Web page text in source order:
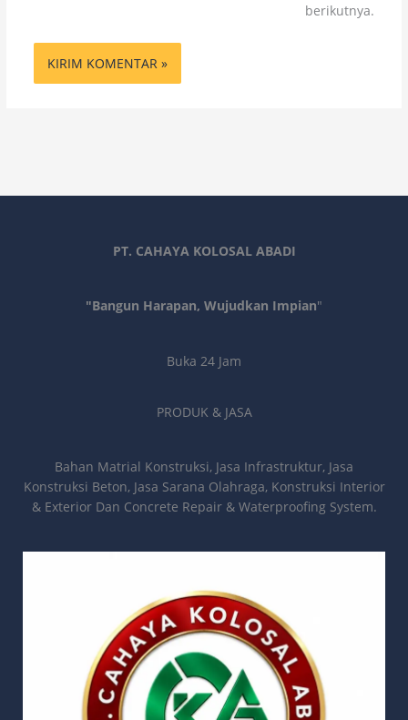
berikutnya.
PT. CAHAYA KOLOSAL ABADI
"Bangun Harapan, Wujudkan Impian"
Buka 24 Jam
PRODUK & JASA
Bahan Matrial Konstruksi, Jasa Infrastruktur, Jasa
Konstruksi Beton, Jasa Sarana Olahraga, Konstruksi Interior
& Exterior Dan Concrete Repair & Waterproofing System.